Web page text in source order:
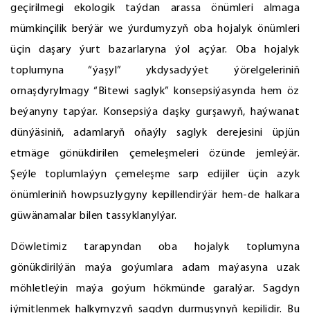
geçirilmegi ekologik taýdan arassa önümleri almaga
mümkinçilik berýär we ýurdumyzyň oba hojalyk önümleri
üçin daşary ýurt bazarlaryna ýol açýar. Oba hojalyk
toplumyna “ýaşyl” ykdysadyýet ýörelgeleriniň
ornaşdyrylmagy “Bitewi saglyk” konsepsiýasynda hem öz
beýanyny tapýar. Konsepsiýa daşky gurşawyň, haýwanat
dünýäsiniň, adamlaryň oňaýly saglyk derejesini üpjün
etmäge gönükdirilen çemeleşmeleri özünde jemleýär.
Şeýle toplumlaýyn çemeleşme sarp edijiler üçin azyk
önümleriniň howpsuzlygyny kepillendirýär hem-de halkara
güwänamalar bilen tassyklanylýar.
Döwletimiz tarapyndan oba hojalyk toplumyna
gönükdirilýän maýa goýumlara adam maýasyna uzak
möhletleýin maýa goýum hökmünde garalýar. Sagdyn
iýmitlenmek halkymyzyň sagdyn durmuşynyň kepilidir. Bu